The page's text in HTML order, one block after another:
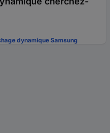
dynamique Samsung